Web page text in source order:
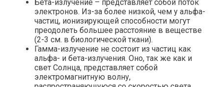
Бета-излучение – представляет собой поток
электронов. Из-за более низкой, чем у альфа-
частиц, ионизирующей способности могут
преодолеть большее расстояние в веществе
(2-3 см. в биологической ткани).
Гамма-излучение не состоит из частиц как
альфа- и бета-излучения. Оно, так же как и
свет Солнца, представляет собой
электромагнитную волну,